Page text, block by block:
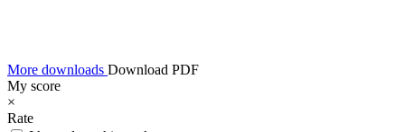
More downloads Download PDF
My score
×
Rate